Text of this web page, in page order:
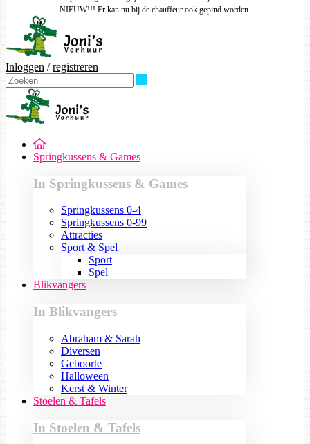
NIEUW!!! Er kan nu bij de chauffeur ook gepind worden.
Inloggen /registreren
Springkussens & Games
In Springkussens & Games
Springkussens 0-4
Springkussens 0-99
Attracties
Sport & Spel
Sport
Spel
Blikvangers
In Blikvangers
Abraham & Sarah
Diversen
Geboorte
Halloween
Kerst & Winter
Stoelen & Tafels
In Stoelen & Tafels